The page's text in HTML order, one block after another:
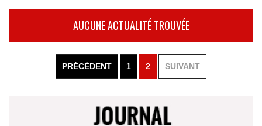
AUCUNE ACTUALITÉ TROUVÉE
PRÉCÉDENT 1 2 SUIVANT